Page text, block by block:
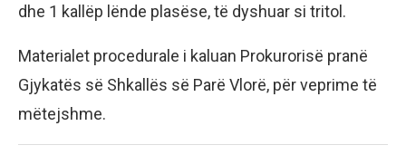
dhe 1 kallëp lënde plasëse, të dyshuar si tritol.
Materialet procedurale i kaluan Prokurorisë pranë
Gjykatës së Shkallës së Parë Vlorë, për veprime të
mëtejshme.